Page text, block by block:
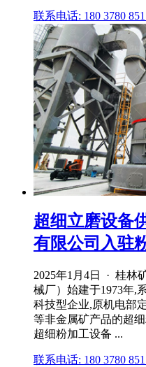
联系电话: 180 3780
超细立磨设备
有限公司入驻
2025年1月4日 · 桂林
械厂）始建于1973年,
科技型企业,原机电部
等非金属矿产品的超
超细粉加工设备 ...
联系电话: 180 3780